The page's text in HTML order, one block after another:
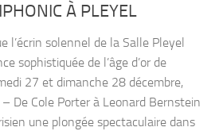
À PLEYEL
l’écrin solennel de la Salle Pleyel
sophistiquée de l’âge d’or de
27 et dimanche 28 décembre,
De Cole Porter à Leonard Bernstein
une plongée spectaculaire dans